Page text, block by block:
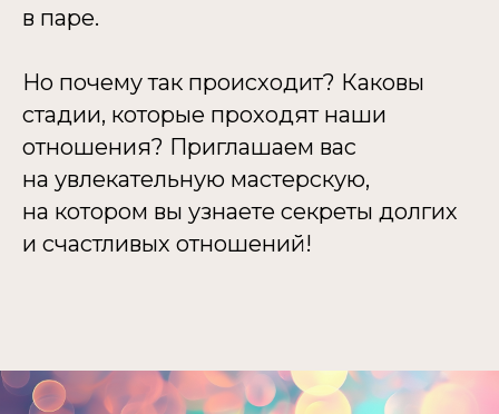
в паре.
Но почему так происходит? Каковы
стадии, которые проходят наши
отношения? Приглашаем вас
на увлекательную мастерскую,
на котором вы узнаете секреты долгих
и счастливых отношений!